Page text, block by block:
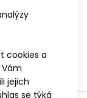
cookies a
jejich
se týká